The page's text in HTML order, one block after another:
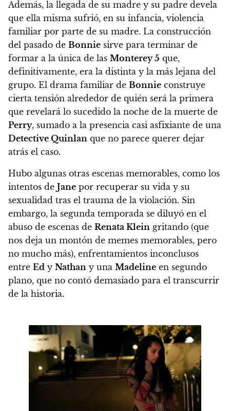
Además, la llegada de su madre y su padre devela
que ella misma sufrió, en su infancia, violencia
familiar por parte de su madre. La construcción
del pasado de Bonnie sirve para terminar de
formar a la única de las Monterey 5 que,
definitivamente, era la distinta y la más lejana del
grupo. El drama familiar de Bonnie construye
cierta tensión alrededor de quién será la primera
que revelará lo sucedido la noche de la muerte de
Perry, sumado a la presencia casi asfixiante de una
Detective Quinlan que no parece querer dejar
atrás el caso.
Hubo algunas otras escenas memorables, como los
intentos de Jane por recuperar su vida y su
sexualidad tras el trauma de la violación. Sin
embargo, la segunda temporada se diluyó en el
abuso de escenas de Renata Klein gritando (que
nos deja un montón de memes memorables, pero
no mucho más), enfrentamientos inconclusos
entre Ed y Nathan y una Madeline en segundo
plano, que no contó demasiado para el transcurrir
de la historia.